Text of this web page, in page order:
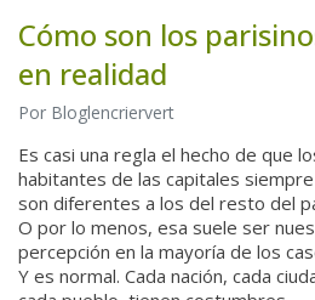
Cómo son los
en realidad
Por Bloglencriervert
Es casi una regla el hecho de que
habitantes de las capitales siempre
son diferentes a los del resto del
O por lo menos, esa suele ser
percepción en la mayoría de los
Y es normal. Cada nación, cada